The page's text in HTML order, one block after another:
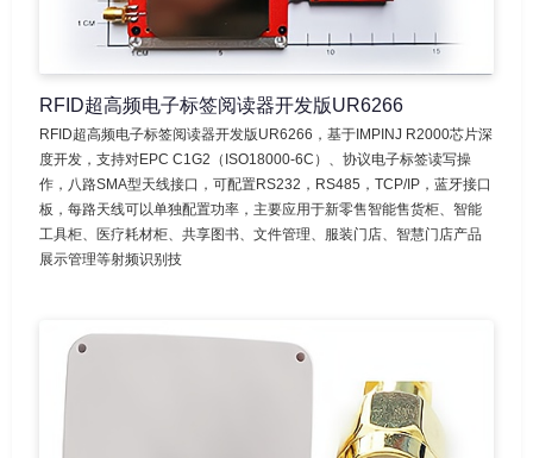
RFID超高频电子标签阅读器开发版UR6266
RFID超高频电子标签阅读器开发版UR6266，基于IMPINJ R2000芯片深
度开发，支持对EPC C1G2（ISO18000-6C）、协议电子标签读写操
作，八路SMA型天线接口，可配置RS232，RS485，TCP/IP，蓝牙接口
板，每路天线可以单独配置功率，主要应用于新零售智能售货柜、智能
工具柜、医疗耗材柜、共享图书、文件管理、服装门店、智慧门店产品
展示管理等射频识别技